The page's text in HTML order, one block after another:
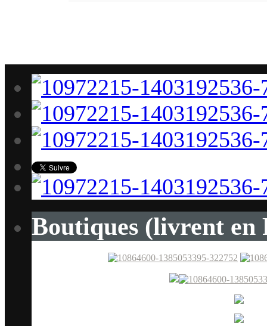
Boutiques (livrent en